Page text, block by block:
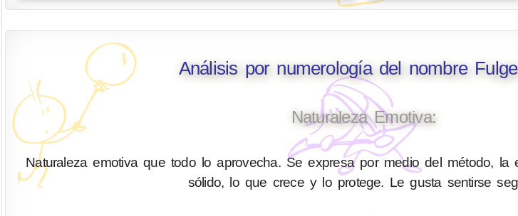
Análisis por numerología del nombre
Naturaleza Emotiva:
Naturaleza emotiva que todo lo aprovecha. Se expresa por medio del método, la
sólido, lo que crece y lo protege. Le gusta sentirse